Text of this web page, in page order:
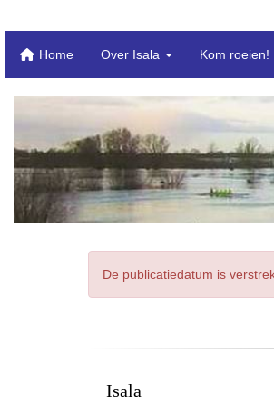
Home Over Isala Kom roeien!
De publicatiedatum is
Isala